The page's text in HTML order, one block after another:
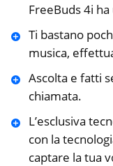
FreeBuds 4i
Ti bastano
musica,
Ascolta e fatti
chiamata.
L’esclusiva
con la
captare la tua